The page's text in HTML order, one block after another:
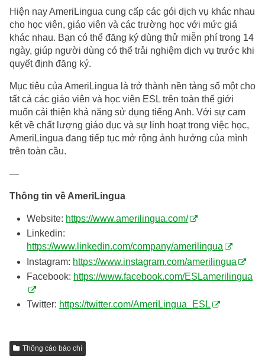
Hiện nay AmeriLingua cung cấp các gói dịch vụ khác nhau
cho học viên, giáo viên và các trường học với mức giá
khác nhau. Bạn có thể đăng ký dùng thử miễn phí trong 14
ngày, giúp người dùng có thể trải nghiệm dịch vụ trước khi
quyết định đăng ký.
Mục tiêu của AmeriLingua là trở thành nền tảng số một cho
tất cả các giáo viên và học viên ESL trên toàn thế giới
muốn cải thiện khả năng sử dụng tiếng Anh. Với sự cam
kết về chất lượng giáo dục và sự linh hoạt trong việc học,
AmeriLingua đang tiếp tục mở rộng ảnh hưởng của mình
trên toàn cầu.
—
Thông tin về AmeriLingua
Website: https://www.amerilingua.com/
Linkedin:
https://www.linkedin.com/company/amerilingua
Instagram: https://www.instagram.com/amerilingua
Facebook: https://www.facebook.com/ESLamerilingua
Twitter: https://twitter.com/AmeriLingua_ESL
Thông cáo báo chí